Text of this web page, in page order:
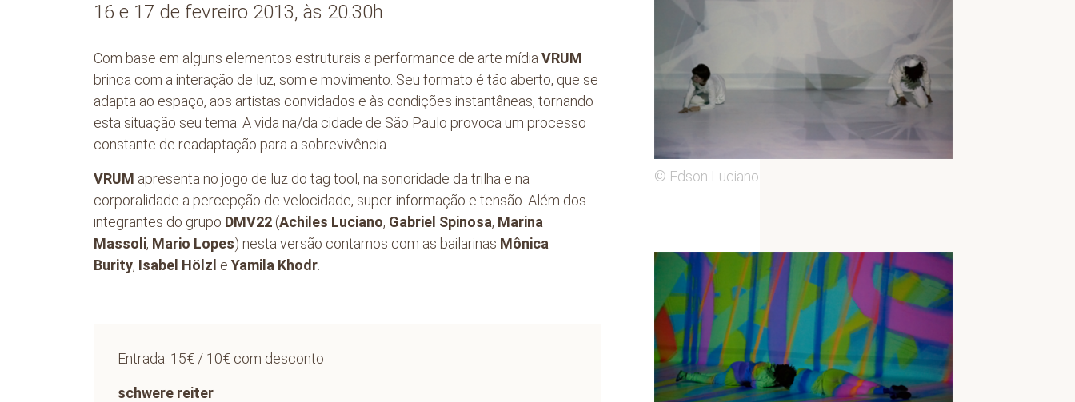
16 e 17 de fevreiro 2013, às 20.30h
Com base em alguns elementos estruturais a performance de arte mídia VRUM
brinca com a interação de luz, som e movimento. Seu formato é tão aberto, que se
adapta ao espaço, aos artistas convidados e às condições instantâneas, tornando
esta situação seu tema. A vida na/da cidade de São Paulo provoca um processo
constante de readaptação para a sobrevivência.
VRUM apresenta no jogo de luz do tag tool, na sonoridade da trilha e na
corporalidade a percepção de velocidade, super-informação e tensão. Além dos
integrantes do grupo DMV22 (Achiles Luciano, Gabriel Spinosa, Marina
Massoli, Mario Lopes) nesta versão contamos com as bailarinas Mônica
Burity, Isabel Hölzl e Yamila Khodr
Entrada: 15€ / 10€ com desconto
schwere reiter
© Edson Luciano